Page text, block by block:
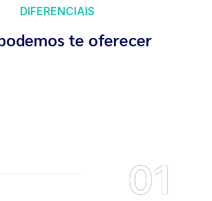
DIFERENCIAIS
te oferecer
01